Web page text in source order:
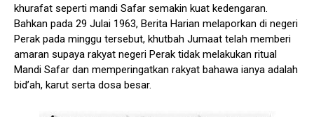
khurafat seperti mandi Safar semakin kuat kedengaran.
Bahkan pada 29 Julai 1963, Berita Harian melaporkan di negeri
Perak pada minggu tersebut, khutbah Jumaat telah memberi
amaran supaya rakyat negeri Perak tidak melakukan ritual
Mandi Safar dan memperingatkan rakyat bahawa ianya adalah
bid’ah, karut serta dosa besar.